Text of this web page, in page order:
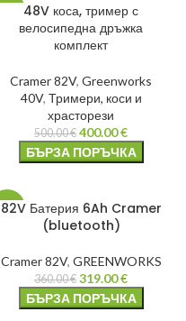
48V коса, тример с
велосипедна дръжка
комплект
Cramer 82V, Greenworks
40V, Тримери, коси и
храсторези
500.00€ 400.00€
БЪРЗА ПОРЪЧКА
-11%
82V Батерия 6Ah Cramer
(bluetooth)
Cramer 82V, GREENWORKS
360.00€ 319.00€
БЪРЗА ПОРЪЧКА